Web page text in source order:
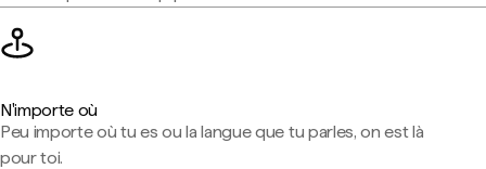
N'importe où
Peu importe où tu es ou la langue que tu parles, on est là
pour toi.